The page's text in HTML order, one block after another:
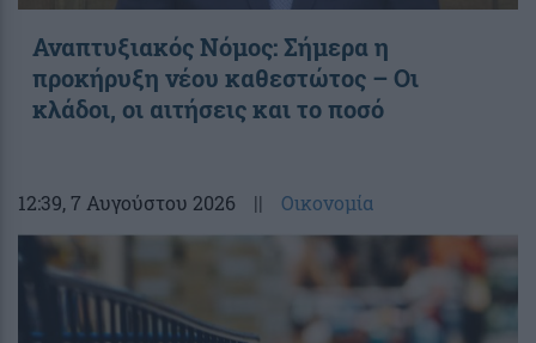
Αναπτυξιακός Νόμος: Σήμερα η
προκήρυξη νέου καθεστώτος – Οι
κλάδοι, οι αιτήσεις και το ποσό
12:39, 7 Αυγούστου 2026 || Οικονομία